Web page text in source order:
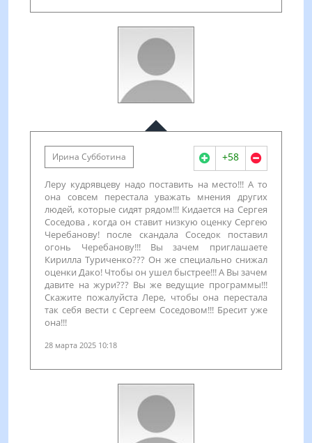
Ирина Субботина +58
Леру кудрявцеву надо поставить на место!!! А то
она совсем перестала уважать мнения других
людей, которые сидят рядом!!! Кидается на Сергея
Соседова , когда он ставит низкую оценку Сергею
Черебанову! после скандала Соседок поставил
огонь Черебанову!!! Вы зачем приглашаете
Кирилла Туриченко??? Он же специально снижал
оценки Дако! Чтобы он ушел быстрее!!! А Вы зачем
давите на жури??? Вы же ведущие программы!!!
Скажите пожалуйста Лере, чтобы она перестала
так себя вести с Сергеем Соседовом!!! Бресит уже
она!!!
28 марта 2025 10:18